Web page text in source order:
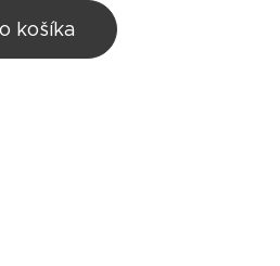
košíka